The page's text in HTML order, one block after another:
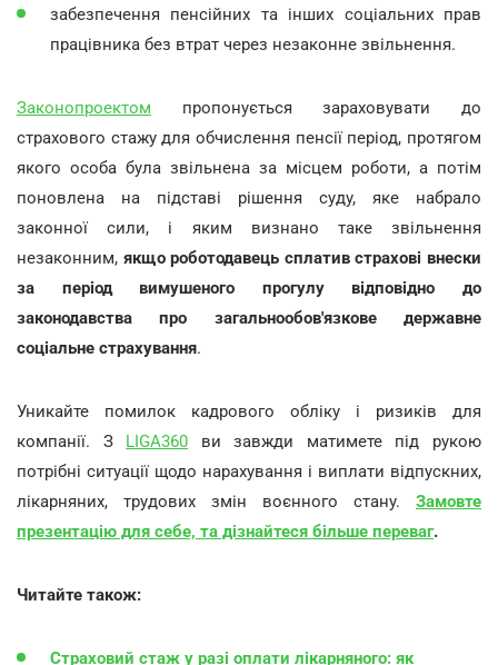
забезпечення пенсійних та інших соціальних прав
працівника без втрат через незаконне звільнення.
Законопроектом пропонується зараховувати до
страхового стажу для обчислення пенсії період, протягом
якого особа була звільнена за місцем роботи, а потім
поновлена на підставі рішення суду, яке набрало
законної сили, і яким визнано таке звільнення
незаконним, якщо роботодавець сплатив страхові внески
за період вимушеного прогулу відповідно до
законодавства про загальнообов'язкове державне
соціальне страхування.
Уникайте помилок кадрового обліку і ризиків для
компанії. З LIGA360 ви завжди матимете під рукою
потрібні ситуації щодо нарахування і виплати відпускних,
лікарняних, трудових змін воєнного стану. Замовте
презентацію для себе, та дізнайтеся більше переваг.
Читайте також:
Страховий стаж у разі оплати лікарняного: як